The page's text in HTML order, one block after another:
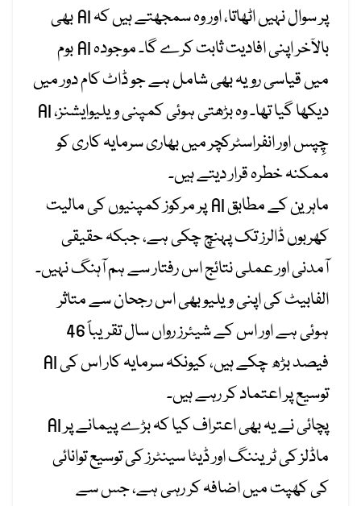
پر سوال نہیں اٹھاتا، اور وہ سمجھتے ہیں کہ AI بھی
بالآخر اپنی افادیت ثابت کرے گا۔ موجودہ AI بوم
میں قیاسی رویہ بھی شامل ہے جو ڈاٹ کام دور میں
دیکھا گیا تھا۔ وہ بڑھتی ہوئی کمپنی ویلیوایشنز، AI
چِپس اور انفراسٹرکچر میں بھاری سرمایہ کاری کو
ممکنہ خطرہ قرار دیتے ہیں۔
ماہرین کے مطابق AI پر مرکوز کمپنیوں کی مالیت
کھربوں ڈالرز تک پہنچ چکی ہے، جبکہ حقیقی
آمدنی اور عملی نتائج اس رفتار سے ہم آہنگ نہیں۔
الفابیٹ کی اپنی ویلیو بھی اس رجحان سے متاثر
ہوئی ہے اور اس کے شیئرز رواں سال تقریباً 46
فیصد بڑھ چکے ہیں، کیونکہ سرمایہ کار اس کی AI
توسیع پر اعتماد کر رہے ہیں۔
پچائی نے یہ بھی اعتراف کیا کہ بڑے پیمانے پر AI
ماڈلز کی ٹریننگ اور ڈیٹا سینٹرز کی توسیع توانائی
کی کھپت میں اضافہ کر رہی ہے، جس سے